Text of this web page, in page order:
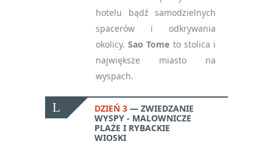
hotelu bądź samodzielnych
spacerów i odkrywania
okolicy.Sao Tome to stolica i
największe miasto na
wyspach.
DZIEŃ 3
ZWIEDZANIE
WYSPY - MALOWNICZE
PLAŻE I RYBACKIE
WIOSKI